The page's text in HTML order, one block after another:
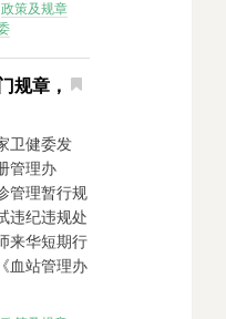
政策及规章
规章，
卫健委发
管理办
管理暂行规
违纪违规处
来华短期行
血站管理办